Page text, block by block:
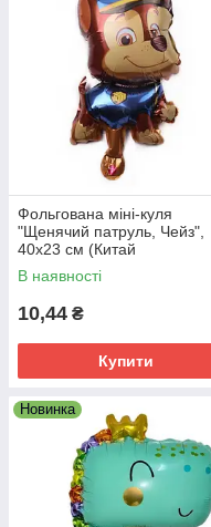
Фольгована міні-куля
"Щенячий патруль, Чейз",
40х23 см (Китай
В наявності
10,44 ₴
Купити
Новинка